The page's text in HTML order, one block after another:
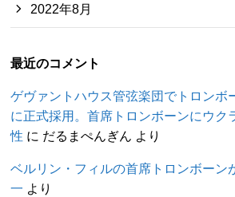
2022年8月
最近のコメント
ゲヴァントハウス管弦楽団でトロンボ
に正式採用。首席トロンボーンにウク
性 に だるまぺんぎん より
ベルリン・フィルの首席トロンボーン
一 より